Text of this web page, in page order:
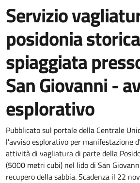
Servizio
posidonia storica
spiaggiata
San Giovanni -
esplorativo
Dettagli della
Pubblicato sul portale della Centrale
l'avviso esplorativo per manifestazione
attività di vagliatura di parte della
(5000 metri cubi) nel lido di San
recupero della sabbia. Scadenza il 22